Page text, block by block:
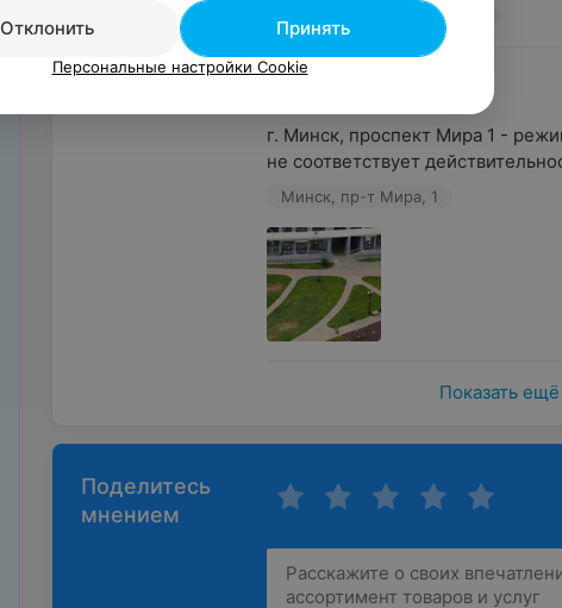
Минск, пр-т Машерова, 18
12 сентября 2025 Анна
г. Минск, проспект Мира 1 -
не соответствует
Минск, пр-т Мира, 1
Показать ещё
Поделитесь
мнением
Отклонить
Принять
Персональные настройки Cookie